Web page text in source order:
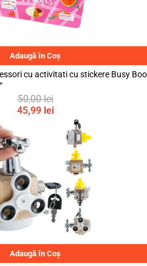
Adaugă în Coș
cu activitati cu stickere Busy
50,00lei
Prețul
50,00 lei.
45,99 lei
45,99 lei.
Adaugă în Coș